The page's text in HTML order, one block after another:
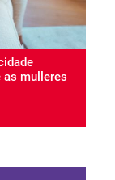
as mulleres